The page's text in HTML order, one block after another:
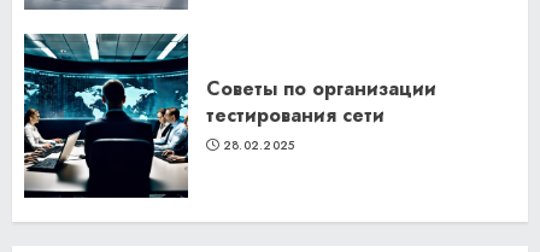
Советы по организации
тестирования сети
28.02.2025